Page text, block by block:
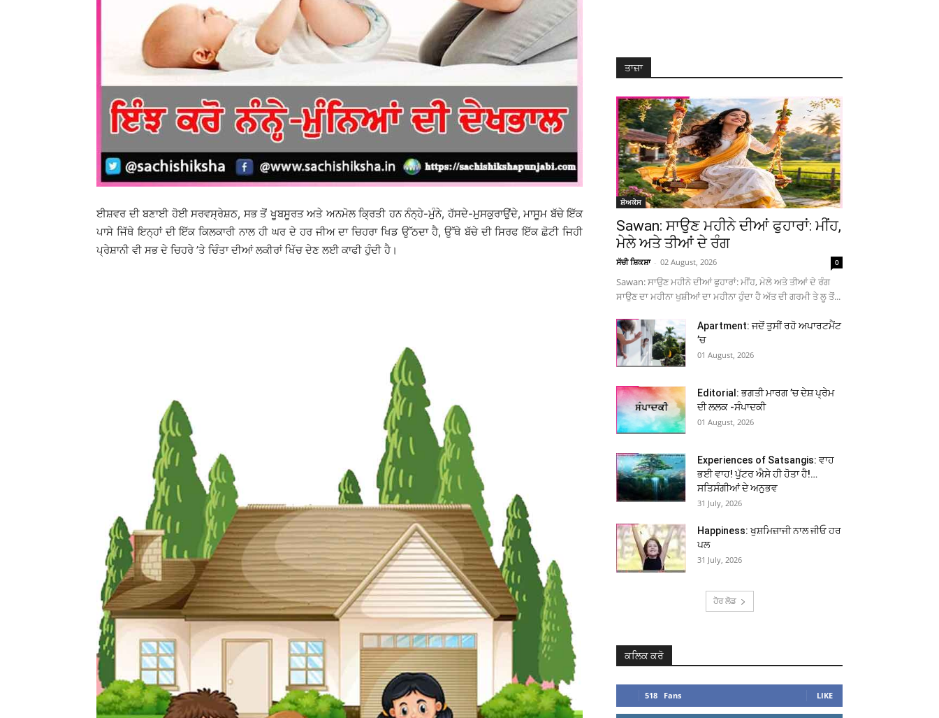
ਈਸ਼ਵਰ ਦੀ ਬਣਾਈ ਹੋਈ ਸਰਵਸ੍ਰੇਸ਼ਠ, ਸਭ ਤੋਂ ਖੂਬਸੂਰਤ ਅਤੇ ਅਨਮੋਲ ਕ੍ਰਿਤੀ ਹਨ ਨੰਨ੍ਹੇ-ਮੁੰਨੇ, ਹੱਸਦੇ-ਮੁਸਕੁਰਾਉਂਦੇ, ਮਾਸੂਮ ਬੱਚੇ ਇੱਕ
ਪਾਸੇ ਜਿੱਥੇ ਇਨ੍ਹਾਂ ਦੀ ਇੱਕ ਕਿਲਕਾਰੀ ਨਾਲ ਹੀ ਘਰ ਦੇ ਹਰ ਜੀਅ ਦਾ ਚਿਹਰਾ ਖਿਡ ਉੱਠਦਾ ਹੈ, ਉੱਥੇ ਬੱਚੇ ਦੀ ਸਿਰਫ ਇੱਕ ਛੋਟੀ ਜਿਹੀ
ਪ੍ਰੇਸ਼ਾਨੀ ਵੀ ਸਭ ਦੇ ਚਿਹਰੇ ’ਤੇ ਚਿੰਤਾ ਦੀਆਂ ਲਕੀਰਾਂ ਖਿੱਚ ਦੇਣ ਲਈ ਕਾਫੀ ਹੁੰਦੀ ਹੈ।
ਤਾਜ਼ਾ
ਸ਼ੋਅਕੇਸ
Sawan: ਸਾਉਣ ਮਹੀਨੇ ਦੀਆਂ ਫੁਹਾਰਾਂ: ਮੀਂਹ,
ਮੇਲੇ ਅਤੇ ਤੀਆਂ ਦੇ ਰੰਗ
ਸੱਚੀ ਸ਼ਿਕਸ਼ਾ - 02 August, 2026 0
Sawan: ਸਾਉਣ ਮਹੀਨੇ ਦੀਆਂ ਫੁਹਾਰਾਂ: ਮੀਂਹ, ਮੇਲੇ ਅਤੇ ਤੀਆਂ ਦੇ ਰੰਗ
ਸਾਉਣ ਦਾ ਮਹੀਨਾ ਖੁਸ਼ੀਆਂ ਦਾ ਮਹੀਨਾ ਹੁੰਦਾ ਹੈ ਅੱਤ ਦੀ ਗਰਮੀ ਤੇ ਲੂ ਤੋਂ...
Apartment: ਜਦੋਂ ਤੁਸੀਂ ਰਹੋ ਅਪਾਰਟਮੈਂਟ
’ਚ
01 August, 2026
Editorial: ਭਗਤੀ ਮਾਰਗ ’ਚ ਦੇਸ਼ ਪ੍ਰੇਮ
ਦੀ ਲਲਕ -ਸੰਪਾਦਕੀ
01 August, 2026
Experiences of Satsangis: ਵਾਹ
ਭਈ ਵਾਹ! ਪੁੱਟਰ ਐਸੇ ਹੀ ਹੋਤਾ ਹੈ!…
ਸਤਿਸੰਗੀਆਂ ਦੇ ਅਨੁਭਵ
31 July, 2026
Happiness: ਖੁਸ਼ਮਿਜ਼ਾਜੀ ਨਾਲ ਜੀਓ ਹਰ
ਪਲ
31 July, 2026
ਹੋਰ ਲੋਡ
ਕਲਿਕ ਕਰੋ
518 Fans LIKE